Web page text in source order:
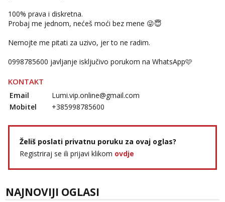
100% prava i diskretna.
Probaj me jednom, nećeš moći bez mene 😜😇
Nemojte me pitati za uzivo, jer to ne radim.
0998785600 javljanje isključivo porukom na WhatsApp🩷
KONTAKT
Email
Lumi.vip.online@gmail.com
Mobitel
+385998785600
Želiš poslati privatnu poruku za ovaj oglas?
Registriraj se ili prijavi klikom ovdje
NAJNOVIJI OGLASI